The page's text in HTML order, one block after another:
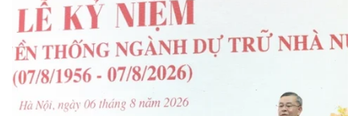
Pháp luật
Vụ án
Tin nóng
Tư vấn luật
Vũ khí
Việt Nam
Phân tích